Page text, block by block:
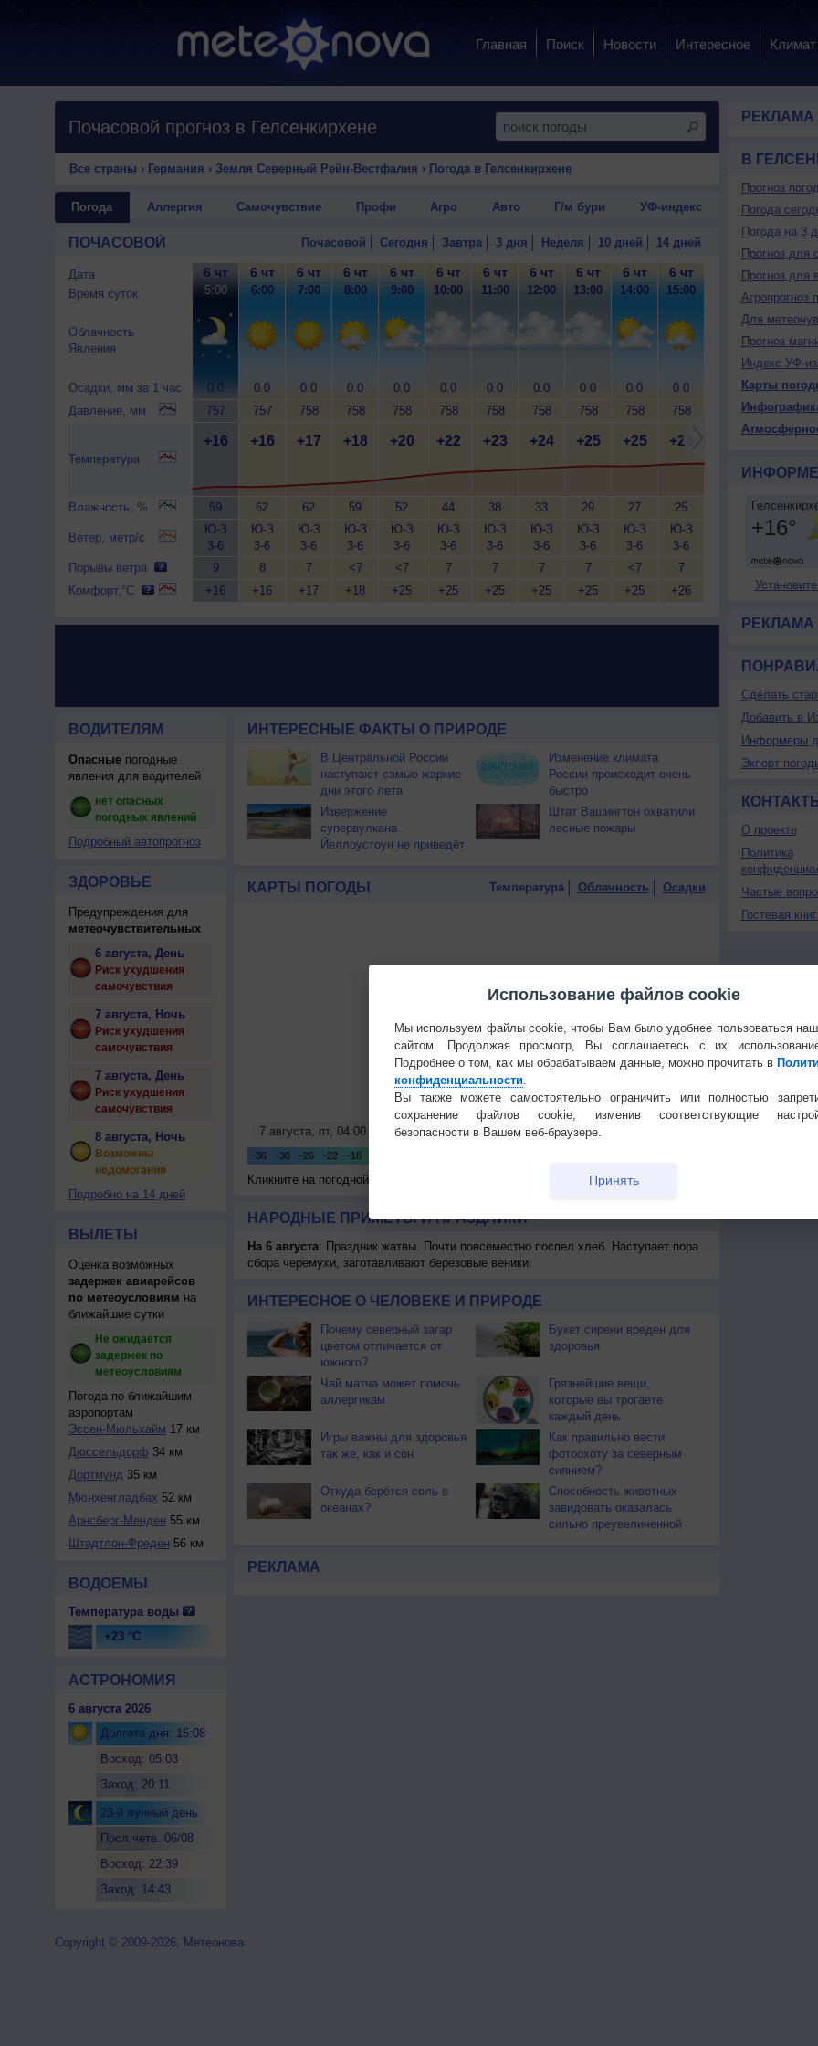
Главная Поиск Новости Интересное Климат
Почасовой прогноз в Гелсенкирхене
Все страны › Германия › Земля Северный Рейн-Вестфалия › Погода в Гелсенкирхене
Погода Аллергия Самочувствие Профи Агро Авто Г/м бури УФ-индекс
ПОЧАСОВОЙ Почасовой Сегодня Завтра 3 дня Неделя 10 дней 14 дней
Дата
Время суток
Облачность
Явления
Осадки, мм за 1 час
Давление, мм
Температура
Влажность, %
Ветер, метр/с
Порывы ветра
Комфорт,°C
6 чт
5:00
0.0
757
+16
59
Ю-З
3-6
9
+16
6 чт
6:00
0.0
757
+16
62
Ю-З
3-6
8
+16
6 чт
7:00
0.0
758
+17
62
Ю-З
3-6
7
+17
6 чт
8:00
0.0
758
+18
59
Ю-З
3-6
<7
+18
6 чт
9:00
0.0
758
+20
52
Ю-З
3-6
<7
+25
6 чт
10:00
0.0
758
+22
44
Ю-З
3-6
7
+25
6 чт
11:00
0.0
758
+23
38
Ю-З
3-6
7
+25
6 чт
12:00
0.0
758
+24
33
Ю-З
3-6
7
+25
6 чт
13:00
0.0
758
+25
29
Ю-З
3-6
7
+25
6 чт
14:00
0.0
758
+25
27
Ю-З
3-6
<7
+25
6 чт
15:00
0.0
758
+26
25
Ю-З
3-6
7
+26
6 чт
0.0
758
+25
24
З
7
+25
6
ВОДИТЕЛЯМ
Опасныепогодные
явления для водителей
нет опасных
погодных явлений
Подробный автопрогноз
ЗДОРОВЬЕ
Предупреждения для
метеочувствительных
6 августа, День
Риск ухудшения
самочувствия
7 августа, Ночь
Риск ухудшения
самочувствия
7 августа, День
Риск ухудшения
самочувствия
8 августа, Ночь
Возможны
недомогания
Подробно на 14 дней
ВЫЛЕТЫ
Оценка возможных
задержек авиарейсов
по метеоусловиям на
ближайшие сутки
Не ожидается
задержек по
метеоусловиям
Погода по ближайшим
аэропортам
Эссен-Мюльхайм 17 км
Дюссельдорф 34 км
Дортмунд 35 км
Мюнхенгладбах 52 км
Арнсберг-Менден 55 км
Штадтлон-Фреден 56 км
ВОДОЕМЫ
Температура воды
+23 °C
АСТРОНОМИЯ
6 августа 2026
Долгота дня: 15:08
Восход: 05:03
Заход: 20:11
23-й лунный день
Посл.четв. 06/08
Восход: 22:39
Заход: 14:43
ИНТЕРЕСНЫЕ ФАКТЫ О ПРИРОДЕ
В Центральной России
наступают самые жаркие
дни этого лета
Изменение климата
России происходит очень
быстро
Извержение
супервулкана
Йеллоустоун не приведёт
Штат Вашингтон охватили
лесные пожары
КАРТЫ ПОГОДЫ Температура Облачность Осадки
Кликните на погодной карте для получения подробных данных
НАРОДНЫЕ ПРИМЕТЫ И ПРАЗДНИКИ
На 6 августа: Праздник жатвы. Почти повсеместно поспел хлеб. Наступает пора
сбора черемухи, заготавливают березовые веники.
ИНТЕРЕСНОЕ О ЧЕЛОВЕКЕ И ПРИРОДЕ
Почему северный загар
цветом отличается от
южного?
Букет сирени вреден для
здоровья
Чай матча может помочь
аллергикам
Грязнейшие вещи,
которые вы трогаете
каждый день
Игры важны для здоровья
так же, как и сон
Как правильно вести
фотоохоту за северным
сиянием?
Откуда берётся соль в
океанах?
Способность животных
завидовать оказалась
сильно преувеличенной
РЕКЛАМА
РЕКЛАМА
В
Прогноз
Погода
Погода на 3
Прогноз для
Прогноз для
Агропрогноз
Для
Прогноз
Индекс УФ-
Карты
РЕКЛАМА
Сделать
Добавить в
Информеры
Экпорт
О проекте
Политика
Частые
Гостевая
Copyright © 2009-2026, Метеонова
Использование файлов cookie
Мы используем файлы cookie, чтобы Вам было удобнее пользоваться
сайтом. Продолжая просмотр, Вы соглашаетесь с их
Подробнее о том, как мы обрабатываем данные, можно прочитать в
конфиденциальности
Вы также можете самостоятельно ограничить или полностью
сохранение файлов cookie, изменив соответствующие
безопасности в Вашем веб-браузере.
Принять